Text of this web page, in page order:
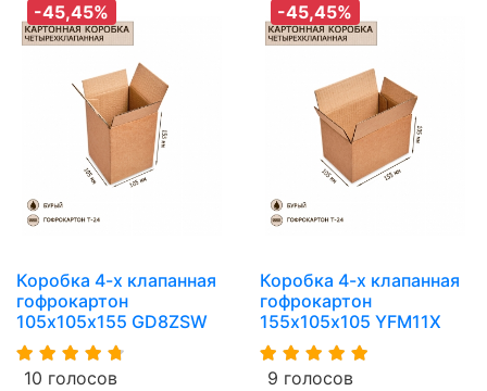
-45,45%
Коробка 4-х клапанная
гофрокартон
105х105х155 GD8ZSW
10 голосов
-45,45%
Коробка 4-х клапанная
гофрокартон
155х105х105 YFM11X
9 голосов